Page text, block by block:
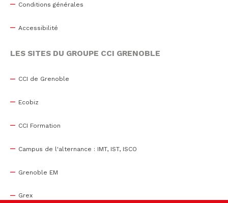
Conditions générales
Accessibilité
LES SITES DU GROUPE CCI GRENOBLE
CCI de Grenoble
Ecobiz
CCI Formation
Campus de l'alternance : IMT, IST, ISCO
Grenoble EM
Grex